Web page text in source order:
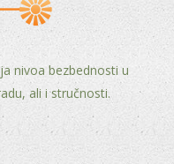
nivoa bezbednosti u
ali i stručnosti.